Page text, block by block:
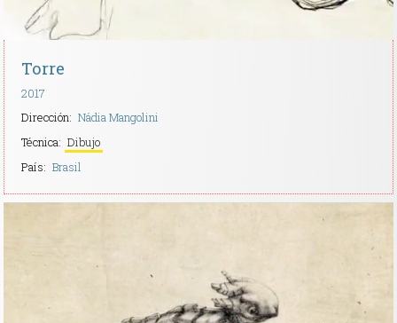
Torre
2017
Dirección: Nádia Mangolini
Técnica: Dibujo
País: Brasil